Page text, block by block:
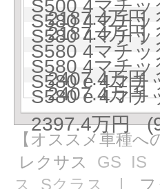
2187.4万円
S500 4マチ
2187.4万円
S580 4マチ
S580 4マチ
S580 4マチ
2407.4万円
S580 4マチ
2407.4万円
S580 e 4マ
S580 e 4マチ
2397.4万円
【オススメ車種へ
レクサス GS IS
ス
Sクラス ｜ フ